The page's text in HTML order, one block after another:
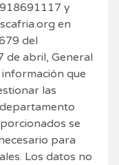
y
en
del
de abril, General
que
las
se
para
Los datos no